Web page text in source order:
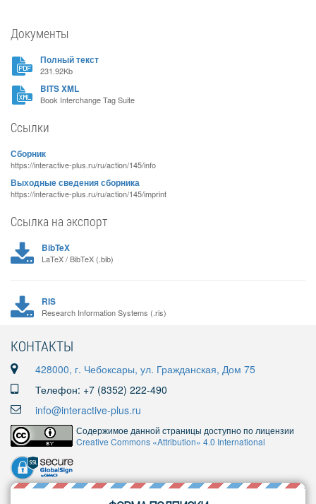
Документы
Полный текст
231.92Kb
BITS XML
Book Interchange Tag Suite
Ссылки
Сборник
https://interactive-plus.ru/ru/action/145/info
Выходные сведения сборника
https://interactive-plus.ru/ru/action/145/imprint
Ссылка на экспорт
BibTeX
LaTeX / BibTeX (.bib)
RIS
Research Information Systems (.ris)
КОНТАКТЫ
428000, г. Чебоксары, ул. Гражданская, Дом 75
Телефон: +7 (8352) 222-490
info@interactive-plus.ru
Содержимое данной страницы доступно по лицензии
Creative Commons «Attribution» 4.0 International